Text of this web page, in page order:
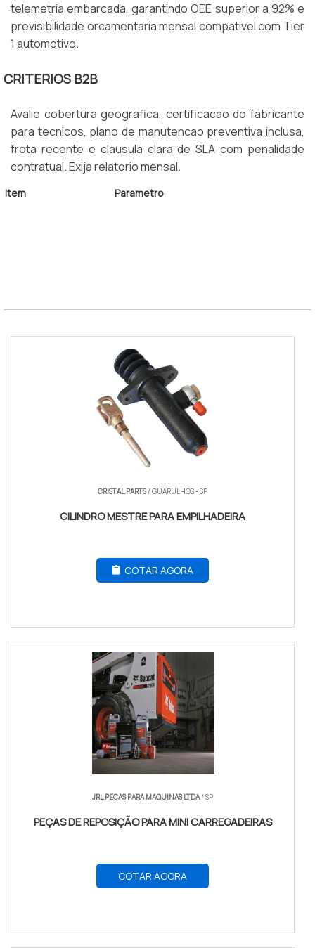
telemetria embarcada, garantindo OEE superior a 92% e
previsibilidade orcamentaria mensal compativel com Tier
1 automotivo.
CRITERIOS B2B
Avalie cobertura geografica, certificacao do fabricante
para tecnicos, plano de manutencao preventiva inclusa,
frota recente e clausula clara de SLA com penalidade
contratual. Exija relatorio mensal.
Item Parametro
CRISTAL PARTS/ GUARULHOS - SP
CILINDRO MESTRE PARA EMPILHADEIRA
COTAR AGORA
JRL PECAS PARA MAQUINAS LTDA/ SP
PEÇAS DE REPOSIÇÃO PARA MINI CARREGADEIRAS
COTAR AGORA